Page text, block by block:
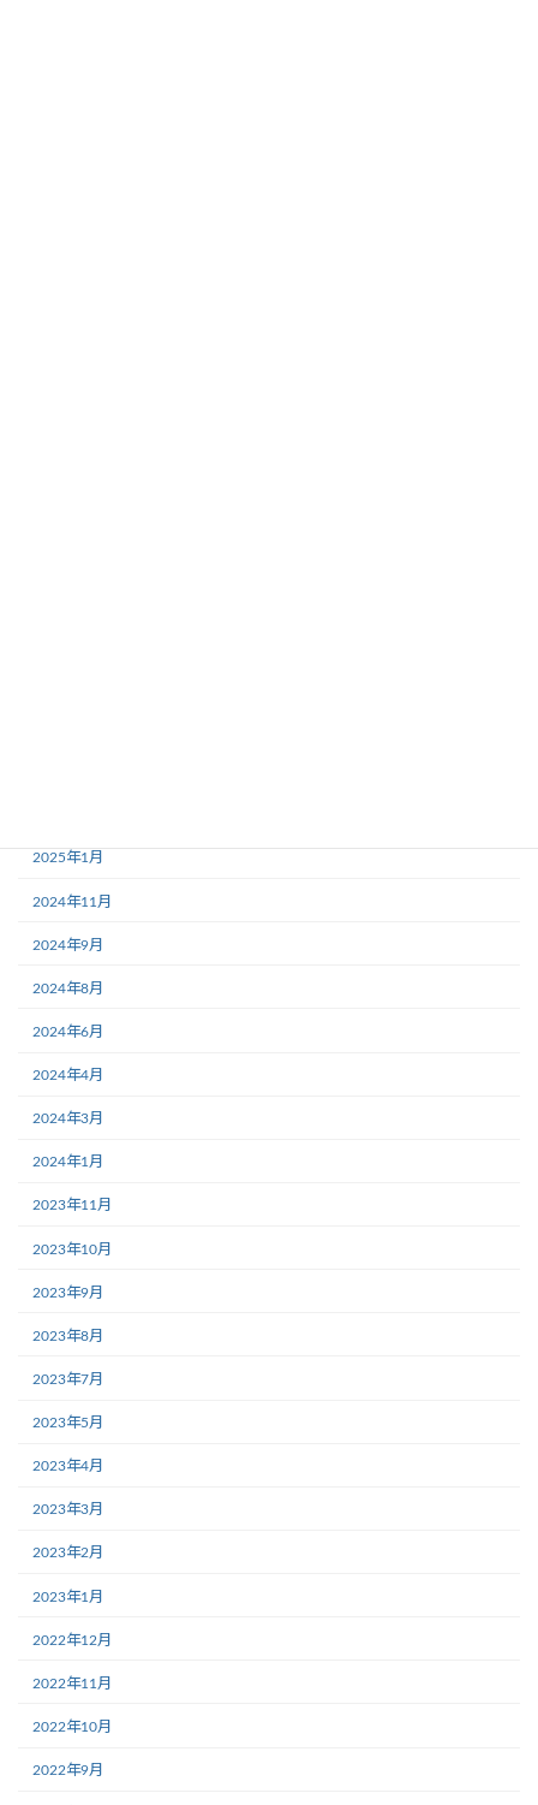
2025年1月
2024年11月
2024年9月
2024年8月
2024年6月
2024年4月
2024年3月
2024年1月
2023年11月
2023年10月
2023年9月
2023年8月
2023年7月
2023年5月
2023年4月
2023年3月
2023年2月
2023年1月
2022年12月
2022年11月
2022年10月
2022年9月